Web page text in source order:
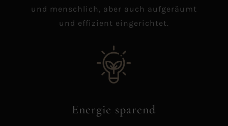
und menschlich, aber auch aufgeräumt
und effizient eingerichtet.
Energie sparend